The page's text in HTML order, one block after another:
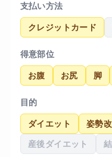
支払い方法
クレジットカード
得意部位
お腹 お尻 脚
目的
ダイエット 姿勢
産後ダイエット